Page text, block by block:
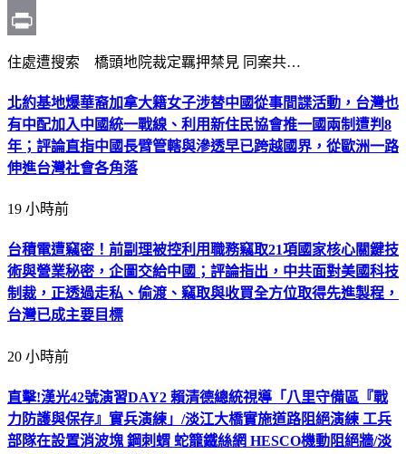
Link
Email
住處遭搜索 橋頭地院裁定羈押禁見 同案共…
北約基地爆華裔加拿大籍女子涉替中國從事間諜活動，台灣也
有中配加入中國統一戰線、利用新住民協會推一國兩制遭判8
年；評論直指中國長臂管轄與滲透早已跨越國界，從歐洲一路
伸進台灣社會各角落
19 小時前
台積電遭竊密！前副理被控利用職務竊取21項國家核心關鍵技
術與營業秘密，企圖交給中國；評論指出，中共面對美國科技
制裁，正透過走私、偷渡、竊取與收買全方位取得先進製程，
台灣已成主要目標
20 小時前
直擊!漢光42號演習DAY2 賴清德總統視導「八里守備區『戰
力防護與保存』實兵演練」/淡江大橋實施道路阻絕演練 工兵
部隊在設置消波塊 鋼刺蝟 蛇籠鐵絲網 HESCO機動阻絕牆/淡